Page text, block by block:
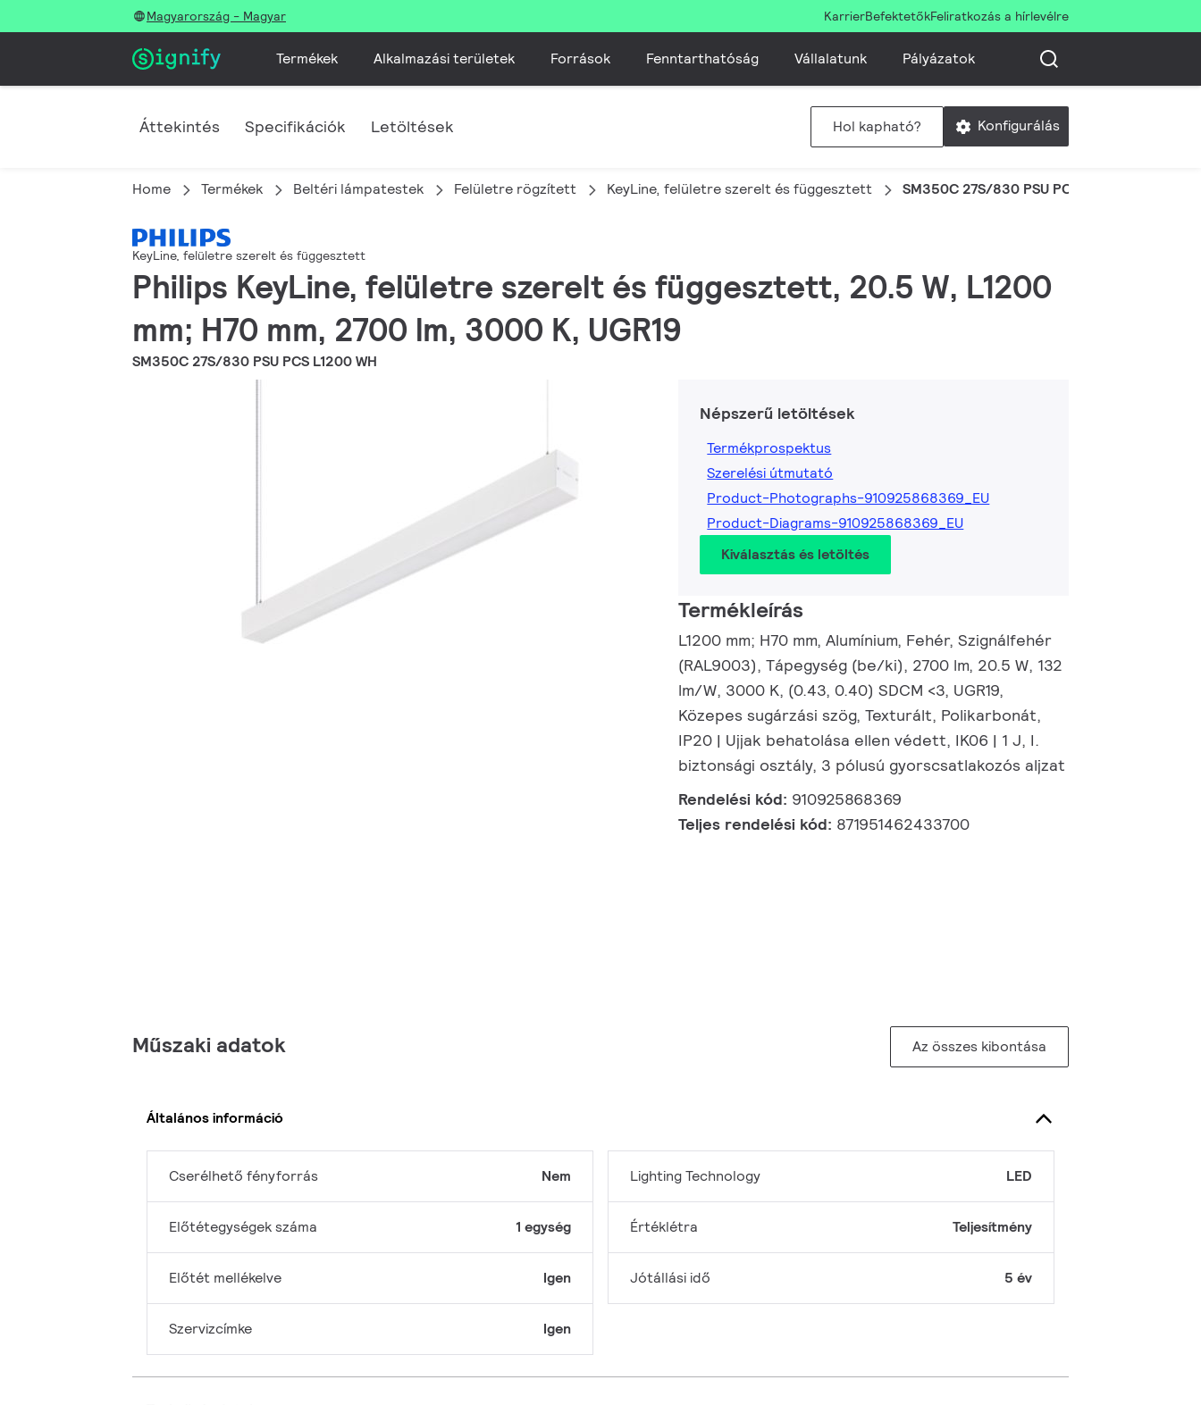
Magyarország - Magyar KarrierBefektetőkFeliratkozás a hírlevélre
Termékek Alkalmazási területek Források Fenntarthatóság Vállalatunk Pályázatok
Áttekintés Specifikációk Letöltések Hol kapható? Konfigurálás
Home Termékek Beltéri lámpatestek Felületre rögzített KeyLine, felületre szerelt és függesztett SM350C 27S/830 PSU PCS L1200 WH
KeyLine, felületre szerelt és függesztett
Philips KeyLine, felületre szerelt és függesztett, 20.5 W, L1200
mm; H70 mm, 2700 lm, 3000 K, UGR19
SM350C 27S/830 PSU PCS L1200 WH
Népszerű letöltések
Termékprospektus
Szerelési útmutató
Product-Photographs-910925868369_EU
Product-Diagrams-910925868369_EU
Kiválasztás és letöltés
Termékleírás
L1200 mm; H70 mm, Alumínium, Fehér, Szignálfehér
(RAL9003), Tápegység (be/ki), 2700 lm, 20.5 W, 132
lm/W, 3000 K, (0.43, 0.40) SDCM <3, UGR19,
Közepes sugárzási szög, Texturált, Polikarbonát,
IP20 | Ujjak behatolása ellen védett, IK06 | 1 J, I.
biztonsági osztály, 3 pólusú gyorscsatlakozós aljzat
Rendelési kód: 910925868369
Teljes rendelési kód: 871951462433700
Műszaki adatok Az összes kibontása
Általános információ
Cserélhető fényforrás Nem
Előtétegységek száma 1 egység
Előtét mellékelve Igen
Szervizcímke Igen
Lighting Technology LED
Értéklétra Teljesítmény
Jótállási idő 5 év